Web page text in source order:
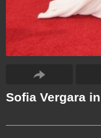
Sofia Vergara